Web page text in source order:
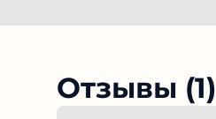
Отзывы (1)